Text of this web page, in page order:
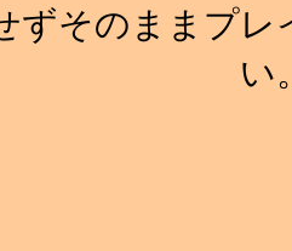
ずそのままプ
い